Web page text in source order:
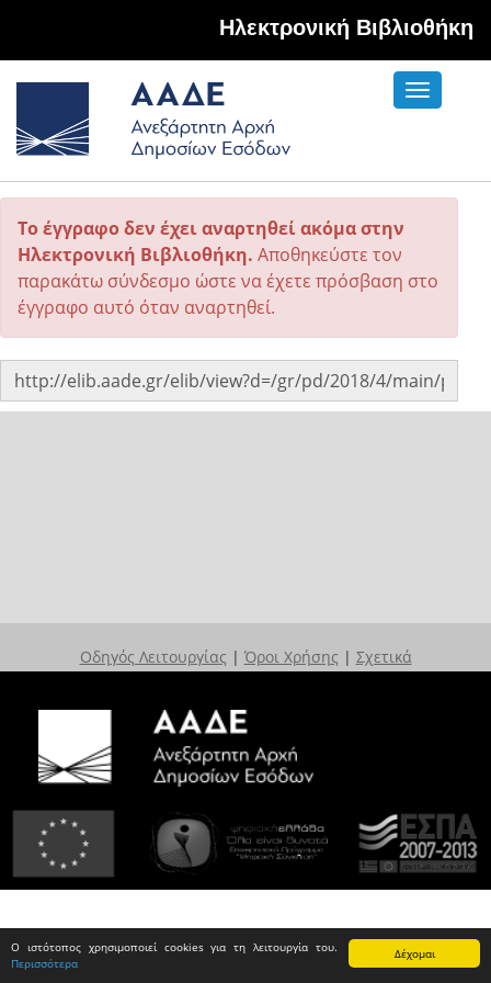
Δέχομαι
Ο ιστότοπος χρησιμοποιεί cookies για τη λειτουργία του.
Περισσότερα
Hλεκτρονική Βιβλιοθήκη
Toggle
Το έγγραφο δεν έχει αναρτηθεί ακόμα στην
Ηλεκτρονική Βιβλιοθήκη. Αποθηκεύστε τον
παρακάτω σύνδεσμο ώστε να έχετε πρόσβαση στο
έγγραφο αυτό όταν αναρτηθεί.
Οδηγός Λειτουργίας | Όροι Χρήσης | Σχετικά